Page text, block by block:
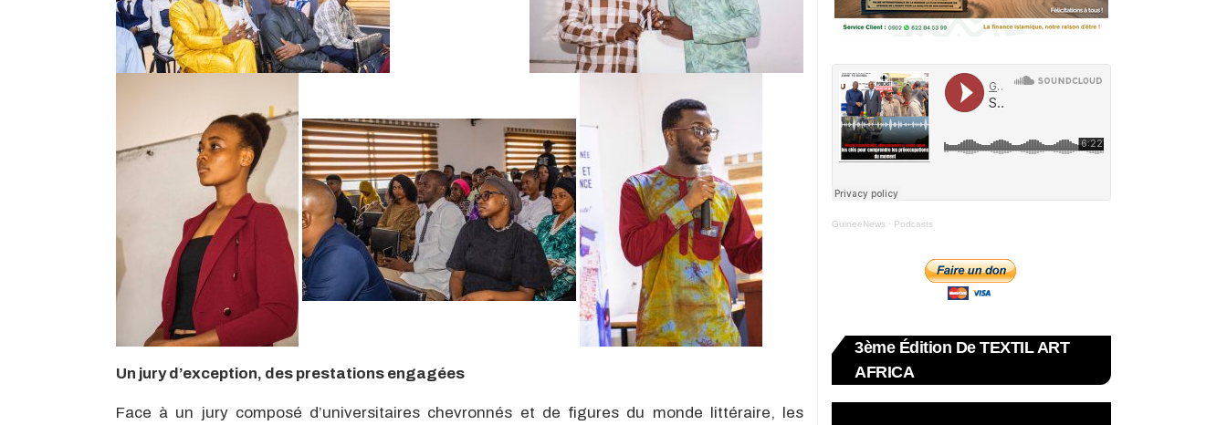
Un jury d’exception, des prestations engagées
Face à un jury composé d’universitaires chevronnés et de figures du monde littéraire, les
GuineeNews · Podcasts
3ème Édition De TEXTIL ART
AFRICA